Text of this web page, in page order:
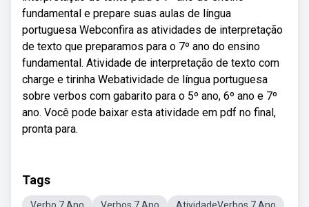
fundamental e prepare suas aulas de língua
portuguesa Webconfira as atividades de interpretação
de texto que preparamos para o 7º ano do ensino
fundamental. Atividade de interpretação de texto com
charge e tirinha Webatividade de língua portuguesa
sobre verbos com gabarito para o 5º ano, 6º ano e 7º
ano. Você pode baixar esta atividade em pdf no final,
pronta para.
Tags